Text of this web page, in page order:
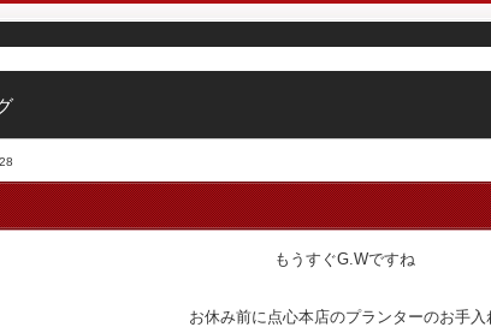
もうすぐG.Wですね
お休み前に点心本店のプランターのお手入